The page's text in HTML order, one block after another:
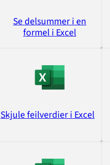
Se delsummer i en
formel i Excel
Skjule feilverdier i Excel